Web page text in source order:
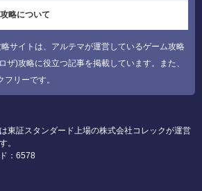
略について
サイトは、アルテマが運営しているゲーム攻略
ザ)攻略に役立つ記事を掲載しています。また、
リーです。
東証スタンダード上場の株式会社コレックが運営
。
：6578